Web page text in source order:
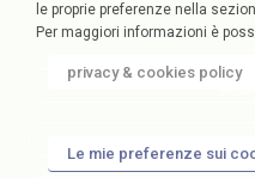
Accedi alla
le proprie preferenze nella
Per maggiori informazioni è
privacy & cookies policy
Le mie preferenze sui